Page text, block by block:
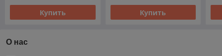
Купить Купить
О нас